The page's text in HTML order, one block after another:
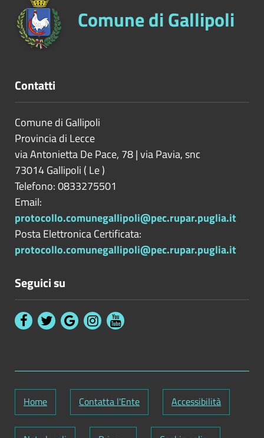
Comune di Gallipoli
Contatti
Comune di Gallipoli
Provincia di Lecce
via Antonietta De Pace, 78 | via Pavia, snc
73014Gallipoli ( Le)
Telefono: 0833275501
Email:
protocollo.comunegallipoli@pec.rupar.puglia.it
Posta Elettronica Certificata:
protocollo.comunegallipoli@pec.rupar.puglia.it
Seguici su
Home Contatta l'Ente Accessibilità